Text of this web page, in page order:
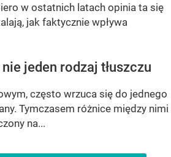
w ostatnich latach opinia ta się
jak faktycznie wpływa
jeden rodzaj tłuszczu
często wrzuca się do jednego
Tymczasem różnice między nimi
na...